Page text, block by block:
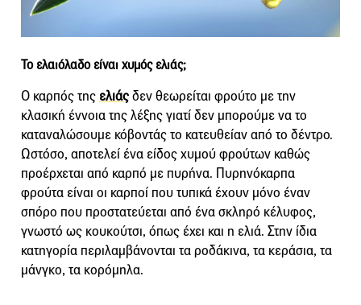
Το ελαιόλαδο είναι χυμός ελιάς;
Ο καρπός της ελιάςδεν θεωρείται φρούτο με την
κλασική έννοια της λέξης γιατί δεν μπορούμε να το
καταναλώσουμε κόβοντάς το κατευθείαν από το δέντρο.
Ωστόσο, αποτελεί ένα είδος χυμού φρούτων καθώς
προέρχεται από καρπό με πυρήνα. Πυρηνόκαρπα
φρούτα είναι οι καρποί που τυπικά έχουν μόνο έναν
σπόρο που προστατεύεται από ένα σκληρό κέλυφος,
γνωστό ως κουκούτσι, όπως έχει και η ελιά. Στην ίδια
κατηγορία περιλαμβάνονται τα ροδάκινα, τα κεράσια, τα
μάνγκο, τα κορόμηλα.